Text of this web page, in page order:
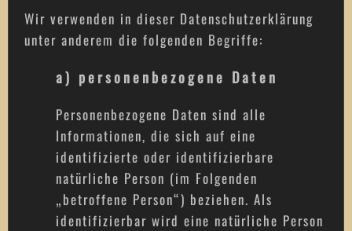
Wir verwenden in dieser Datenschutzerklärung
unter anderem die folgenden Begriffe:
a) personenbezogene Daten
Personenbezogene Daten sind alle
Informationen, die sich auf eine
identifizierte oder identifizierbare
natürliche Person (im Folgenden
„betroffene Person“) beziehen. Als
identifizierbar wird eine natürliche Person